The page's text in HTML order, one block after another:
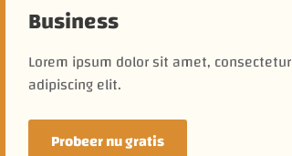
Business
Lorem ipsum dolor sit amet, consectetur
adipiscing elit.
Probeer nu gratis